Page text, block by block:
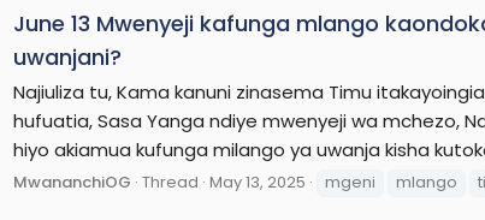
June 13 Mwenyeji kafunga mlango
uwanjani?
Najiuliza tu, Kama kanuni zinasema Timu
hufuatia, Sasa Yanga ndiye mwenyeji wa mchezo,
hiyo akiamua kufunga milango ya uwanja kisha
MwananchiOG Thread May 13, 2025 mgeni mlango